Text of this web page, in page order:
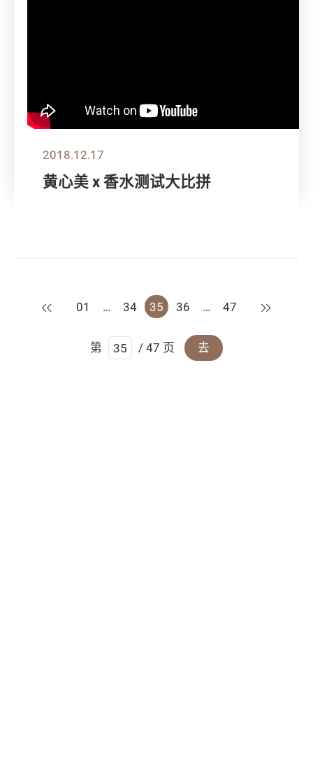
2018.12.17
黄心美 x 香水测试大比拼
上一页
01 … 34 35 36 … 47 下一页
第 / 47 页 去